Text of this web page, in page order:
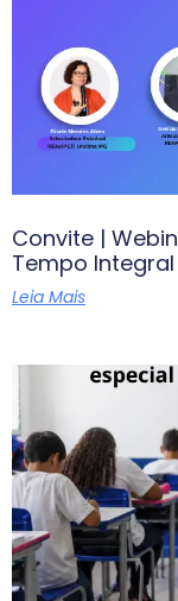
Convite |
Tempo Integral
Leia Mais